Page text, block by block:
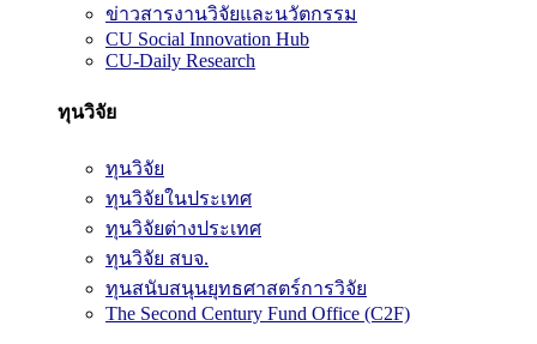
ข่าวสารงานวิจัยและนวัตกรรม
CU Social Innovation Hub
CU-Daily Research
ทุนวิจัย
ทุนวิจัย
ทุนวิจัยในประเทศ
ทุนวิจัยต่างประเทศ
ทุนวิจัย สบจ.
ทุนสนับสนุนยุทธศาสตร์การวิจัย
The Second Century Fund Office (C2F)